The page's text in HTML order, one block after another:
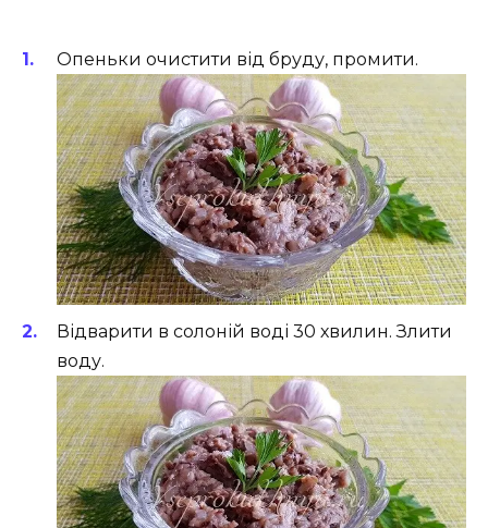
Опеньки очистити від бруду, промити.
Відварити в солоній воді 30 хвилин. Злити
воду.